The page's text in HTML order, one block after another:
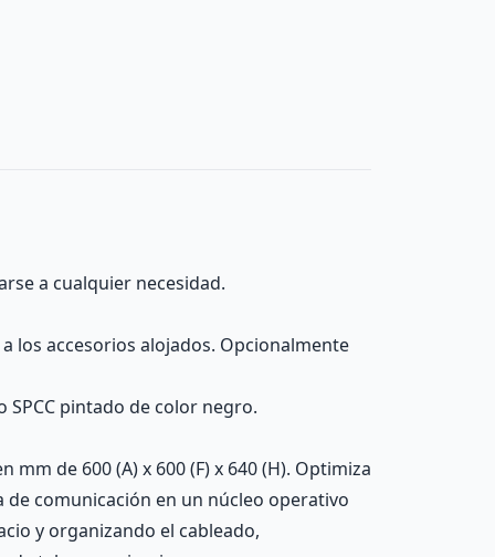
a cualquier necesidad.
los accesorios alojados. Opcionalmente
pintado de color negro.
de 600 (A) x 600 (F) x 640 (H). Optimiza
comunicación en un núcleo operativo
y organizando el cableado,